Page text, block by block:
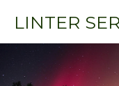
LINTER